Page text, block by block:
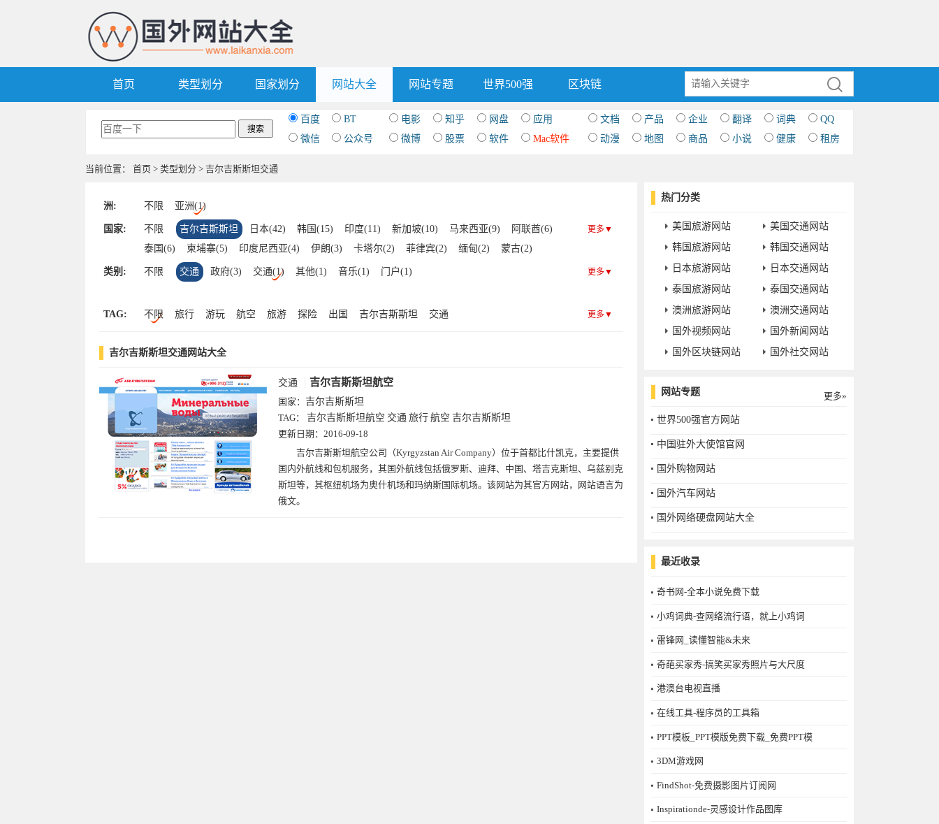
首页 类型划分 国家划分 网站大全 网站专题 世界500强 区块链
百度 BT 电影 知乎 网盘 应用 文档 产品 企业 翻译 词典
QQ
微信
公众号 微博 股票 软件 Mac软件 动漫 地图 商品 小说 健康 租房
当前位置： 首页 > 类型划分 > 吉尔吉斯斯坦交通
洲: 不限 亚洲(1)
国家: 不限 吉尔吉斯斯坦 日本(42) 韩国(15) 印度(11) 新加坡(10) 马来西亚(9)
阿联酋(6)
泰国(6)
柬埔寨(5) 印度尼西亚(4) 伊朗(3) 卡塔尔(2) 菲律宾(2) 缅甸(2)
蒙古(2)
马尔代夫(2)
斯里兰卡(1) 尼泊尔(1) 孟加拉国(1) 约旦(1)
越南(1)
沙特阿拉伯(1) 哈萨克斯坦(1) 老挝(1) 科威特(1) 吉尔吉斯斯坦(1)
更多▼
类别: 不限 交通 政府(3) 交通(1) 其他(1) 音乐(1) 门户(1) 更多▼
TAG: 不限 旅行 游玩 航空 旅游 探险 出国 吉尔吉斯斯坦 交通 更多▼
吉尔吉斯斯坦交通网站大全
交通 吉尔吉斯斯坦航空
国家： 吉尔吉斯斯坦
TAG： 吉尔吉斯斯坦航空 交通 旅行 航空 吉尔吉斯斯坦
更新日期： 2016-09-18
吉尔吉斯斯坦航空公司（Kyrgyzstan Air Company）位于首都比什凯克，主要提供
国内外航线和包机服务，其国外航线包括俄罗斯、迪拜、中国、塔吉克斯坦、乌兹别克
斯坦等，其枢纽机场为奥什机场和玛纳斯国际机场。该网站为其官方网站，网站语言为
俄文。
热门分类
美国旅游网站
美国交通网站
韩国旅游网站
韩国交通网站
日本旅游网站
日本交通网站
泰国旅游网站
泰国交通网站
澳洲旅游网站
澳洲交通网站
国外视频网站
国外新闻网站
国外区块链网站
国外社交网站
网站专题 更多»
世界500强官方网站
中国驻外大使馆官网
国外购物网站
国外汽车网站
国外网络硬盘网站大全
最近收录
奇书网-全本小说免费下载
小鸡词典-查网络流行语，就上小鸡词
雷锋网_读懂智能&未来
奇葩买家秀-搞笑买家秀照片与大尺度
港澳台电视直播
在线工具-程序员的工具箱
PPT模板_PPT模版免费下载_免费PPT模
3DM游戏网
FindShot-免费摄影图片订阅网
Inspirationde-灵感设计作品图库